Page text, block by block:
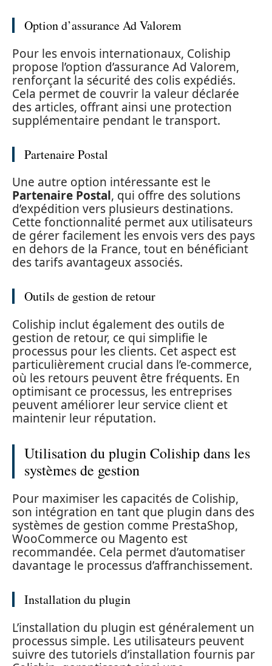
Option d’assurance Ad Valorem
Pour les envois internationaux, Coliship
propose l’option d’assurance Ad Valorem,
renforçant la sécurité des colis expédiés.
Cela permet de couvrir la valeur déclarée
des articles, offrant ainsi une protection
supplémentaire pendant le transport.
Partenaire Postal
Une autre option intéressante est le
Partenaire Postal, qui offre des solutions
d’expédition vers plusieurs destinations.
Cette fonctionnalité permet aux utilisateurs
de gérer facilement les envois vers des pays
en dehors de la France, tout en bénéficiant
des tarifs avantageux associés.
Outils de gestion de retour
Coliship inclut également des outils de
gestion de retour, ce qui simplifie le
processus pour les clients. Cet aspect est
particulièrement crucial dans l’e-commerce,
où les retours peuvent être fréquents. En
optimisant ce processus, les entreprises
peuvent améliorer leur service client et
maintenir leur réputation.
Utilisation du plugin Coliship dans les
systèmes de gestion
Pour maximiser les capacités de Coliship,
son intégration en tant que plugin dans des
systèmes de gestion comme PrestaShop,
WooCommerce ou Magento est
recommandée. Cela permet d’automatiser
davantage le processus d’affranchissement.
Installation du plugin
L’installation du plugin est généralement un
processus simple. Les utilisateurs peuvent
suivre des tutoriels d’installation fournis par